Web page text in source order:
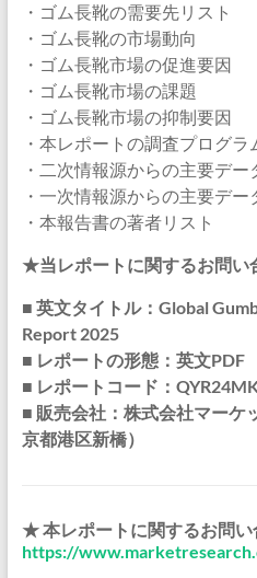
・ゴム長靴の需要先リスト
・ゴム長靴の市場動向
・ゴム長靴市場の促進要因
・ゴム長靴市場の課題
・ゴム長靴市場の抑制要因
・本レポートの調査プログラ
・二次情報源からの主要デー
・一次情報源からの主要デー
・本報告書の著者リスト
★当レポートに関するお問
■ 英文タイトル：Global
Report 2025
■ レポートの形態：英文PDF
■ レポートコード：
■ 販売会社：株式会社マーケ
京都港区新橋）
★ 本レポートに関するお問
https://